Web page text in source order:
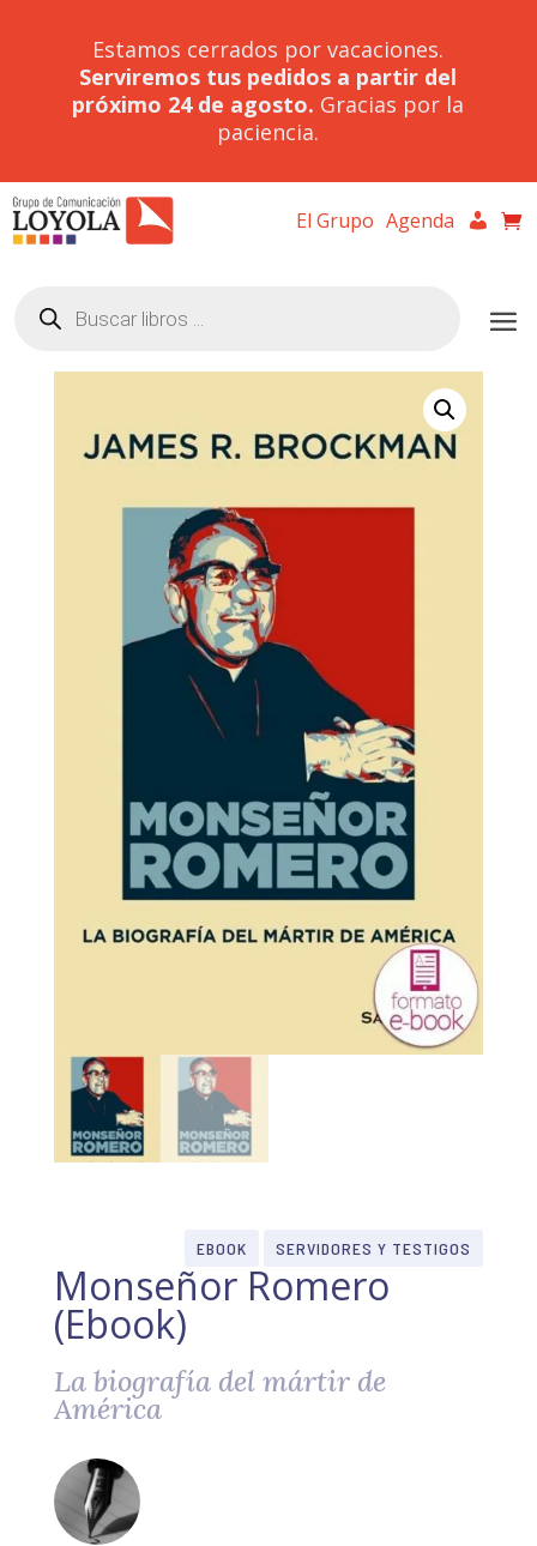
Estamos cerrados por vacaciones.
Serviremos tus pedidos a partir del
próximo 24 de agosto. Gracias por la
paciencia.
El Grupo Agenda
productos
EBOOK SERVIDORES Y TESTIGOS
Monseñor Romero
(Ebook)
La biografía del mártir de
América